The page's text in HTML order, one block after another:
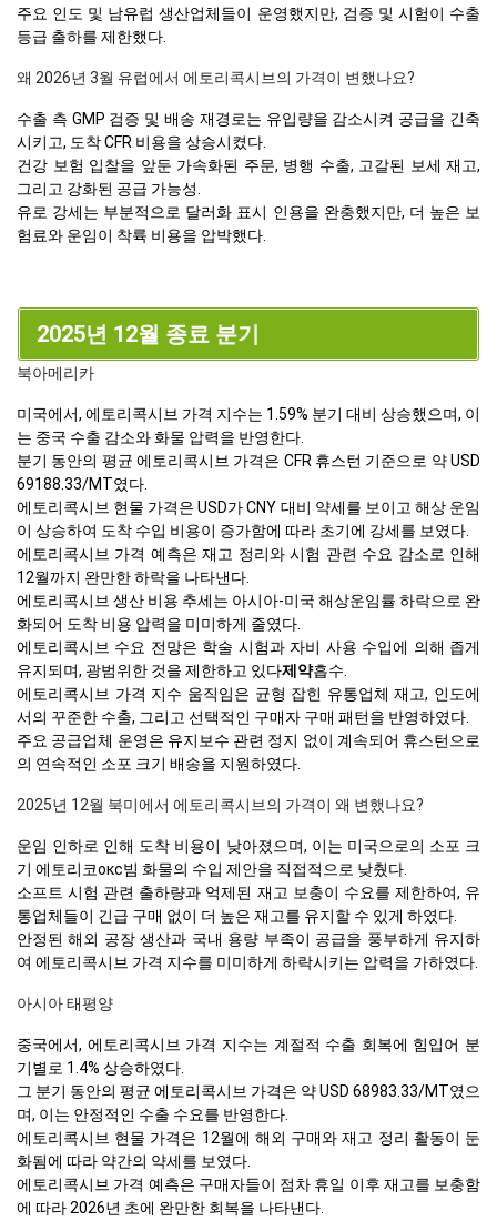
주요 인도 및 남유럽 생산업체들이 운영했지만, 검증 및 시험이 수출
등급 출하를 제한했다.
왜 2026년 3월 유럽에서 에토리콕시브의 가격이 변했나요?
수출 측 GMP 검증 및 배송 재경로는 유입량을 감소시켜 공급을 긴축
시키고, 도착 CFR 비용을 상승시켰다.
건강 보험 입찰을 앞둔 가속화된 주문, 병행 수출, 고갈된 보세 재고,
그리고 강화된 공급 가능성.
유로 강세는 부분적으로 달러화 표시 인용을 완충했지만, 더 높은 보
험료와 운임이 착륙 비용을 압박했다.
2025년 12월 종료 분기
북아메리카
미국에서, 에토리콕시브 가격 지수는 1.59% 분기 대비 상승했으며, 이
는 중국 수출 감소와 화물 압력을 반영한다.
분기 동안의 평균 에토리콕시브 가격은 CFR 휴스턴 기준으로 약 USD
69188.33/MT였다.
에토리콕시브 현물 가격은 USD가 CNY 대비 약세를 보이고 해상 운임
이 상승하여 도착 수입 비용이 증가함에 따라 초기에 강세를 보였다.
에토리콕시브 가격 예측은 재고 정리와 시험 관련 수요 감소로 인해
12월까지 완만한 하락을 나타낸다.
에토리콕시브 생산 비용 추세는 아시아-미국 해상운임률 하락으로 완
화되어 도착 비용 압력을 미미하게 줄였다.
에토리콕시브 수요 전망은 학술 시험과 자비 사용 수입에 의해 좁게
유지되며, 광범위한 것을 제한하고 있다제약흡수.
에토리콕시브 가격 지수 움직임은 균형 잡힌 유통업체 재고, 인도에
서의 꾸준한 수출, 그리고 선택적인 구매자 구매 패턴을 반영하였다.
주요 공급업체 운영은 유지보수 관련 정지 없이 계속되어 휴스턴으로
의 연속적인 소포 크기 배송을 지원하였다.
2025년 12월 북미에서 에토리콕시브의 가격이 왜 변했나요?
운임 인하로 인해 도착 비용이 낮아졌으며, 이는 미국으로의 소포 크
기 에토리코окс빔 화물의 수입 제안을 직접적으로 낮췄다.
소프트 시험 관련 출하량과 억제된 재고 보충이 수요를 제한하여, 유
통업체들이 긴급 구매 없이 더 높은 재고를 유지할 수 있게 하였다.
안정된 해외 공장 생산과 국내 용량 부족이 공급을 풍부하게 유지하
여 에토리콕시브 가격 지수를 미미하게 하락시키는 압력을 가하였다.
아시아 태평양
중국에서, 에토리콕시브 가격 지수는 계절적 수출 회복에 힘입어 분
기별로 1.4% 상승하였다.
그 분기 동안의 평균 에토리콕시브 가격은 약 USD 68983.33/MT였으
며, 이는 안정적인 수출 수요를 반영한다.
에토리콕시브 현물 가격은 12월에 해외 구매와 재고 정리 활동이 둔
화됨에 따라 약간의 약세를 보였다.
에토리콕시브 가격 예측은 구매자들이 점차 휴일 이후 재고를 보충함
에 따라 2026년 초에 완만한 회복을 나타낸다.